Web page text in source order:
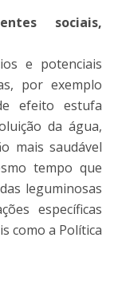
sociais,
e potenciais
por exemplo
efeito estufa
da água,
mais saudável
tempo que
leguminosas
específicas
como a Política